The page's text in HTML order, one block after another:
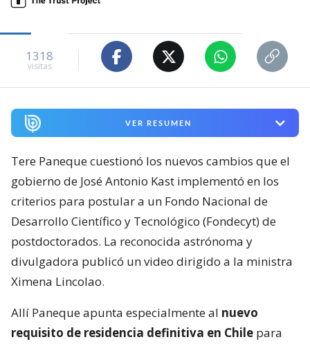
1318
visitas
VER RESUMEN
Tere Paneque cuestionó los nuevos cambios que el
gobierno de José Antonio Kast implementó en los
criterios para postular a un Fondo Nacional de
Desarrollo Científico y Tecnológico (Fondecyt) de
postdoctorados. La reconocida astrónoma y
divulgadora publicó un video dirigido a la ministra
Ximena Lincolao.
Allí Paneque apunta especialmente al nuevo
requisito de residencia definitiva en Chile para